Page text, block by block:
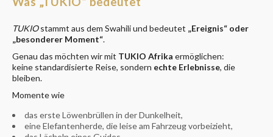
TUKIOstammt aus dem Swahili und bedeutet „Ereignis“ oder
„besonderer Moment“.
Genau das möchten wir mit TUKIO Afrika ermöglichen:
keine standardisierte Reise, sondern echte Erlebnisse, die
bleiben.
Momente wie
das erste Löwenbrüllen in der Dunkelheit,
eine Elefantenherde, die leise am Fahrzeug vorbeizieht,